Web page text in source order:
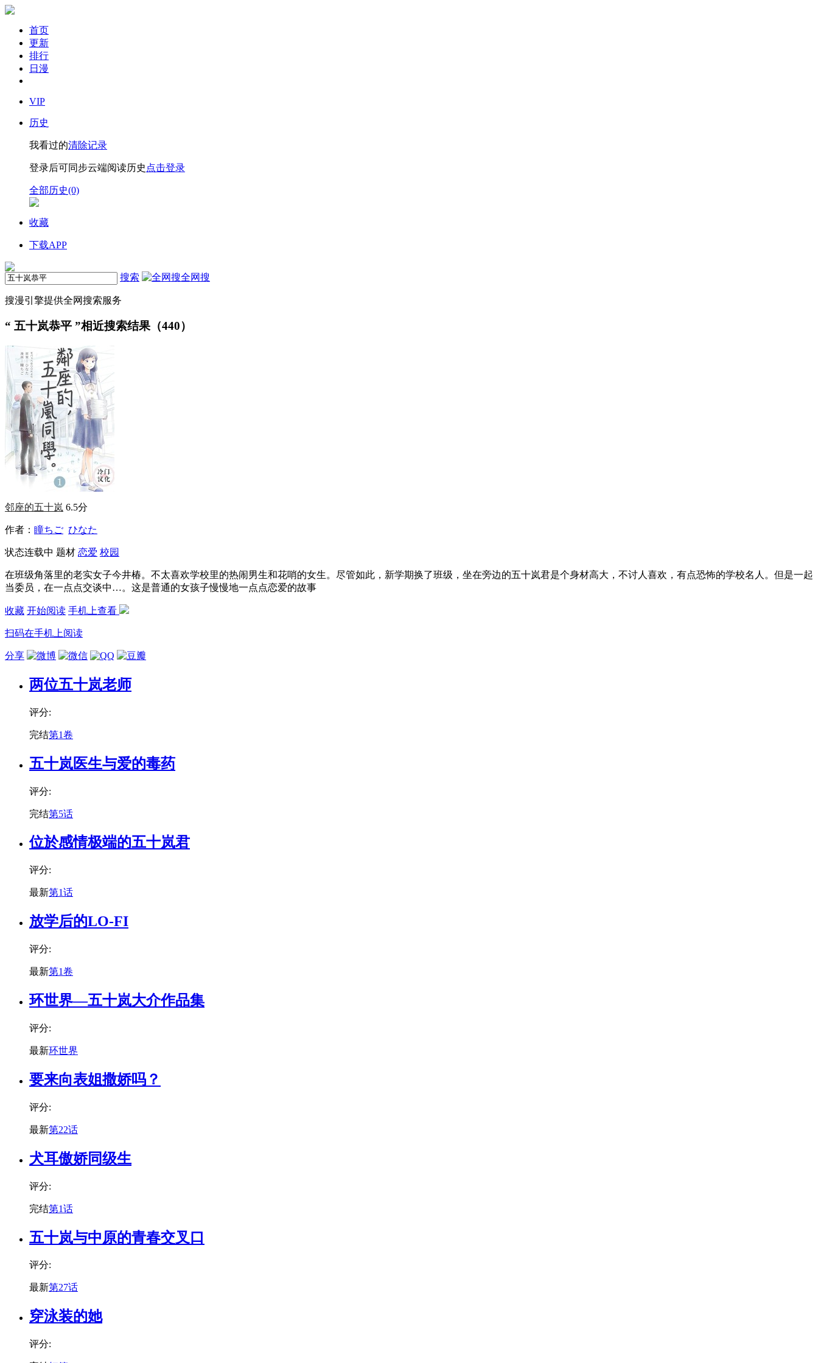
首页
更新
排行
日漫
VIP
历史
我看过的清除记录
登录后可同步云端阅读历史 点击登录
全部历史(0)
收藏
下载APP
搜索 全网搜
搜漫引擎提供全网搜索服务
“ 五十岚恭平 ”相近搜索结果（440）
邻座的五十岚 6.5分
作者： 瞳ちご ひなた
状态连载中 题材 恋爱 校园
在班级角落里的老实女子今井椿。不太喜欢学校里的热闹男生和花哨的女生。尽管如此，新学期换了班级，坐在旁边的五十岚君是个身材高大，不讨人喜欢，有点恐怖的学校名人。但是一起
当委员，在一点点交谈中…。这是普通的女孩子慢慢地一点点恋爱的故事
收藏 开始阅读 手机上查看
扫码在手机上阅读
分享
两位五十岚老师
评分:
完结第1卷
五十岚医生与爱的毒药
评分:
完结第5话
位於感情极端的五十岚君
评分:
最新第1话
放学后的LO-FI
评分:
最新第1卷
环世界—五十岚大介作品集
评分:
最新环世界
要来向表姐撒娇吗？
评分:
最新第22话
犬耳傲娇同级生
评分:
完结第1话
五十岚与中原的青春交叉口
评分:
最新第27话
穿泳装的她
评分: